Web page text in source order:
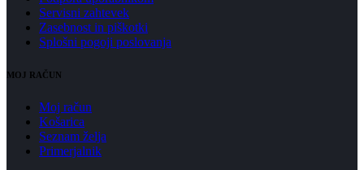
Servisni zahtevek
Zasebnost in piškotki
Splošni pogoji poslovanja
MOJ RAČUN
Moj račun
Košarica
Seznam želja
Primerjalnik